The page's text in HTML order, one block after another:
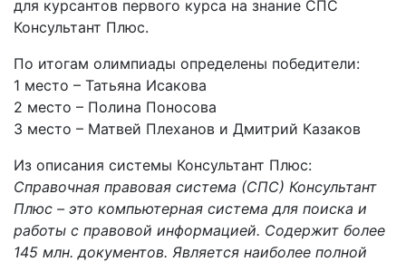
для курсантов первого курса на знание СПС
Консультант Плюс.
По итогам олимпиады определены победители:
1 место – Татьяна Исакова
2 место – Полина Поносова
3 место – Матвей Плеханов и Дмитрий Казаков
Из описания системы Консультант Плюс:
Справочная правовая система (СПС) Консультант
Плюс – это компьютерная система для поиска и
работы с правовой информацией. Содержит более
145 млн. документов. Является наиболее полной